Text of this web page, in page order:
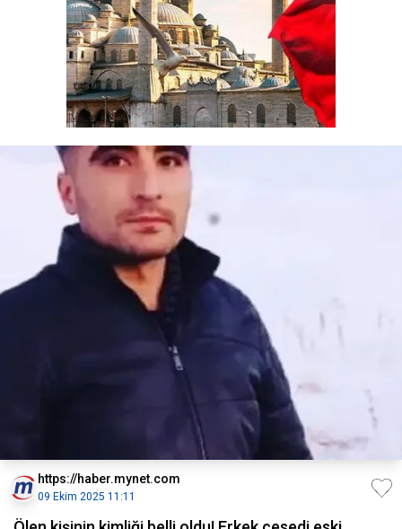
https://haber.mynet.com
09 Ekim 2025 11:11